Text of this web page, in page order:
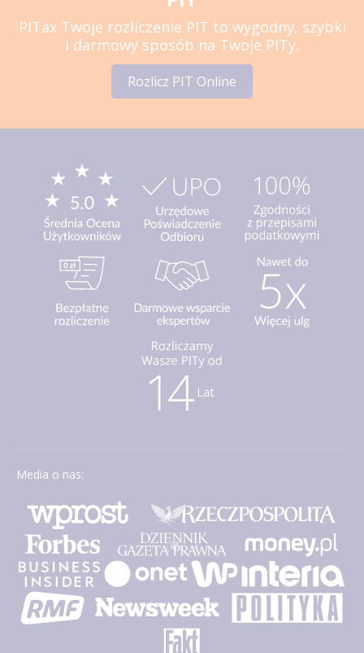
PITax Twoje rozliczenie PIT to wygodny, szybki
i darmowy sposób na Twoje PITy.
Rozlicz PIT Online
Media o nas: